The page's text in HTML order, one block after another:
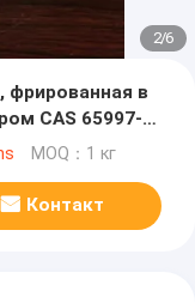
2/6
фрированная в
CAS 65997-
MOQ：1 кг
Контакт